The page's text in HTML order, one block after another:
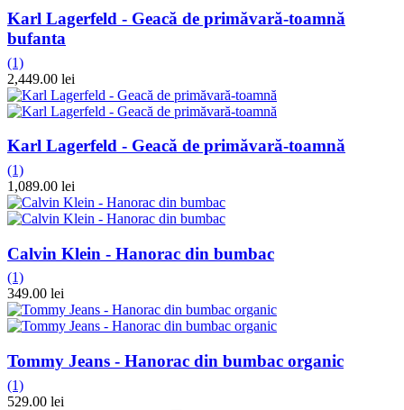
Karl Lagerfeld - Geacă de primăvară-toamnă
bufanta
(1)
2,449.00 lei
Karl Lagerfeld - Geacă de primăvară-toamnă
(1)
1,089.00 lei
Calvin Klein - Hanorac din bumbac
(1)
349.00 lei
Tommy Jeans - Hanorac din bumbac organic
(1)
529.00 lei